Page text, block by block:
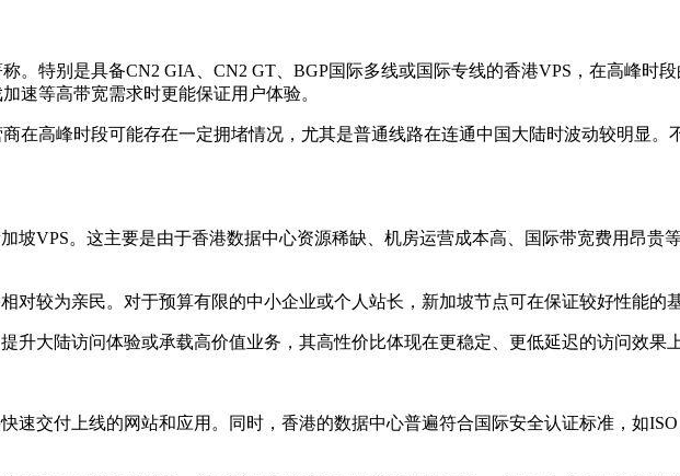
特别是具备CN2 GIA、CN2 GT、BGP国际多线或国际专线的香港VPS，在高峰时
速等高带宽需求时更能保证用户体验。
高峰时段可能存在一定拥堵情况，尤其是普通线路在连通中国大陆时波动较明显。
VPS。这主要是由于香港数据中心资源稀缺、机房运营成本高、国际带宽费用昂贵
较为亲民。对于预算有限的中小企业或个人站长，新加坡节点可在保证较好性能的
大陆访问体验或承载高价值业务，其高性价比体现在更稳定、更低延迟的访问效果上
交付上线的网站和应用。同时，香港的数据中心普遍符合国际安全认证标准，如ISO